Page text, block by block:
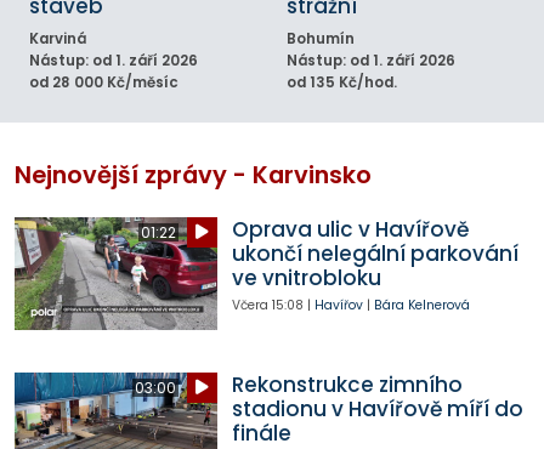
Karviná
Nástup: od 1. září 2026
od 28 000 Kč/měsíc
Bohumín
Nástup: od 1. září 2026
od 135 Kč/hod.
Nejnovější zprávy - Karvinsko
01:22
Oprava ulic v Havířově
ukončí nelegální parkování
ve vnitrobloku
Včera 15:08 | Havířov| Bára Kelnerová
03:00
Rekonstrukce zimního
stadionu v Havířově míří do
finále